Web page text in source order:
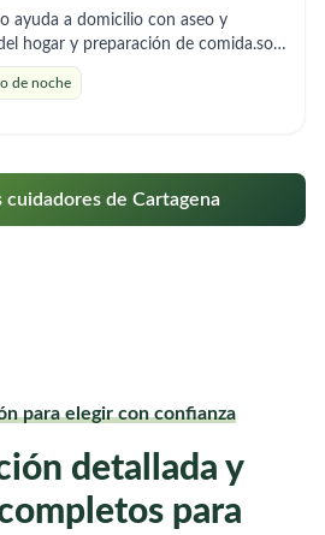
ayuda a domicilio con aseo y
hogar y preparación de comida.soy
horario que necesites.
de noche
cuidadores de Cartagena
para elegir con confianza
detallada y
para